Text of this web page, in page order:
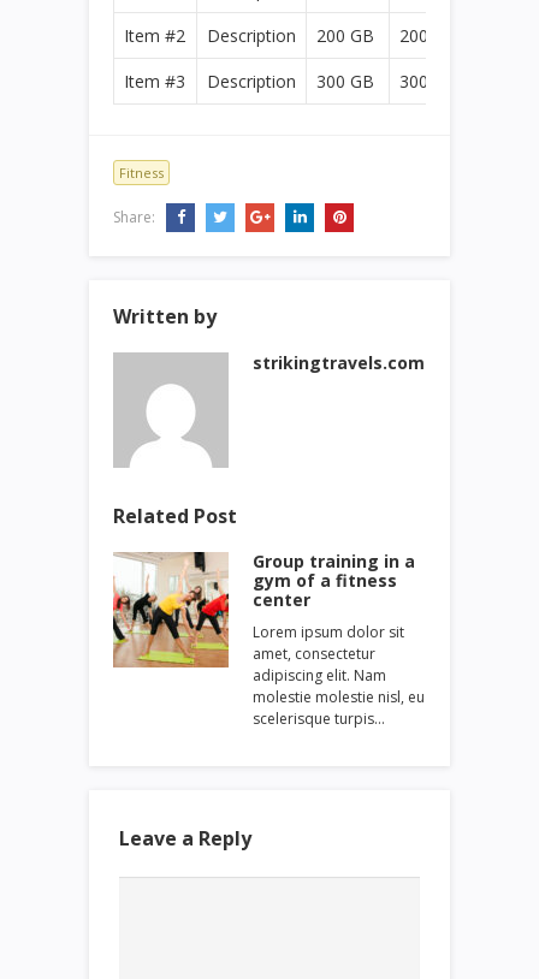
Item #2
Description 200 GB
200 GB
Item #3
Description 300 GB 300 GB
Fitness
Share:
Written by
strikingtravels.com
Related Post
Group training in a
gym of a fitness
center
Lorem ipsum dolor sit
amet, consectetur
adipiscing elit. Nam
molestie molestie nisl, eu
scelerisque turpis…
Leave a Reply